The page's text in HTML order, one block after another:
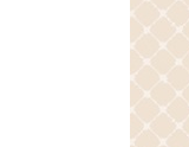
서로의
너그
일상에
미움받
부끄